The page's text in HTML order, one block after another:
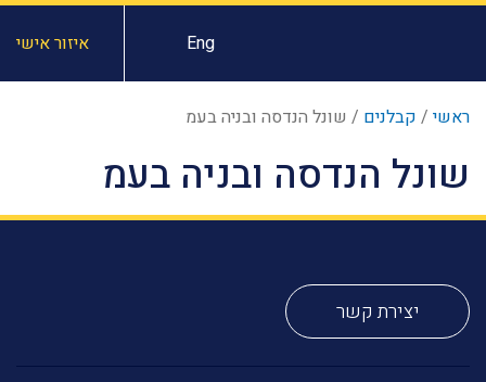
Eng איזור אישי
ראשי / קבלנים / שונל הנדסה ובניה בעמ
שונל הנדסה ובניה בעמ
יצירת קשר